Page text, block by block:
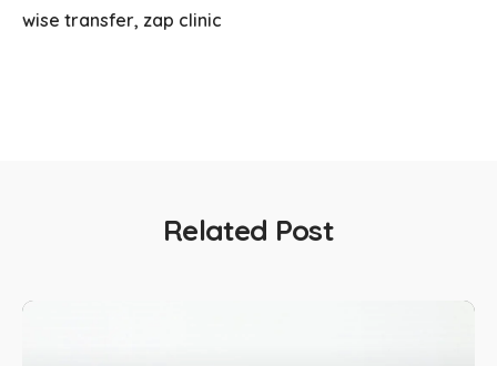
wise transfer zap clinic
Related Post